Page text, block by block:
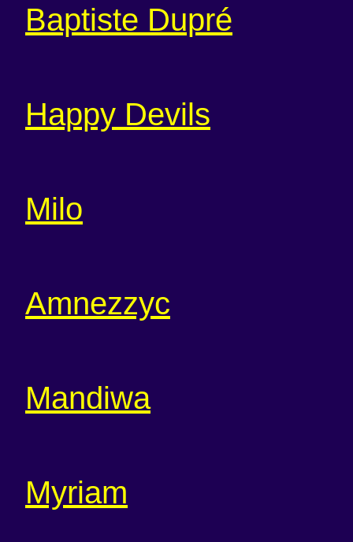
Baptiste Dupré
Happy Devils
Milo
Amnezzyc
Mandiwa
Myriam